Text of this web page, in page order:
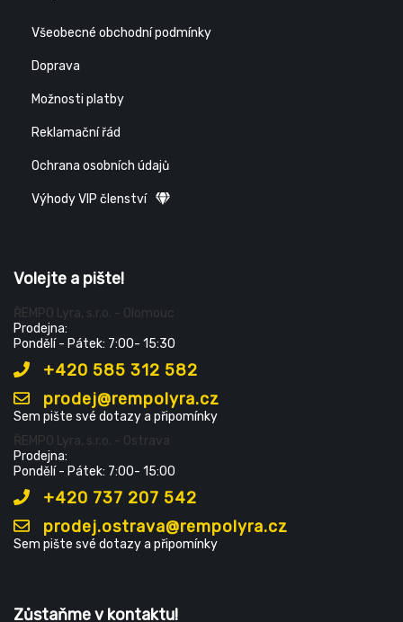
Všeobecné obchodní podmínky
Doprava
Možnosti platby
Reklamační řád
Ochrana osobních údajů
Výhody VIP členství
Volejte a pište!
ŘEMPO Lyra, s.r.o. - Olomouc
Prodejna:
Pondělí - Pátek: 7:00- 15:30
+420 585 312 582
prodej@rempolyra.cz
Sem pište své dotazy a připomínky
ŘEMPO Lyra, s.r.o. - Ostrava
Prodejna:
Pondělí - Pátek: 7:00- 15:00
+420 737 207 542
prodej.ostrava@rempolyra.cz
Sem pište své dotazy a připomínky
Zůstaňme v kontaktu!